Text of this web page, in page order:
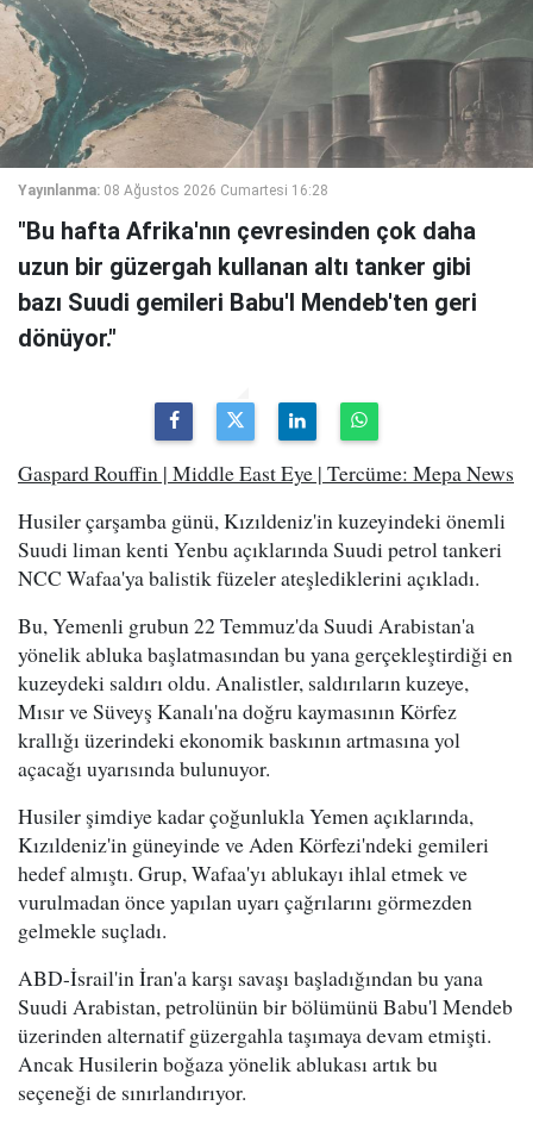
Yayınlanma: 08 Ağustos 2026 Cumartesi 16:28
"Bu hafta Afrika'nın çevresinden çok daha
uzun bir güzergah kullanan altı tanker gibi
bazı Suudi gemileri Babu'l Mendeb'ten geri
dönüyor."
Gaspard Rouffin | Middle East Eye | Tercüme: Mepa News
Husiler çarşamba günü, Kızıldeniz'in kuzeyindeki önemli
Suudi liman kenti Yenbu açıklarında Suudi petrol tankeri
NCC Wafaa'ya balistik füzeler ateşlediklerini açıkladı.
Bu, Yemenli grubun 22 Temmuz'da Suudi Arabistan'a
yönelik abluka başlatmasından bu yana gerçekleştirdiği en
kuzeydeki saldırı oldu. Analistler, saldırıların kuzeye,
Mısır ve Süveyş Kanalı'na doğru kaymasının Körfez
krallığı üzerindeki ekonomik baskının artmasına yol
açacağı uyarısında bulunuyor.
Husiler şimdiye kadar çoğunlukla Yemen açıklarında,
Kızıldeniz'in güneyinde ve Aden Körfezi'ndeki gemileri
hedef almıştı. Grup, Wafaa'yı ablukayı ihlal etmek ve
vurulmadan önce yapılan uyarı çağrılarını görmezden
gelmekle suçladı.
ABD-İsrail'in İran'a karşı savaşı başladığından bu yana
Suudi Arabistan, petrolünün bir bölümünü Babu'l Mendeb
üzerinden alternatif güzergahla taşımaya devam etmişti.
Ancak Husilerin boğaza yönelik ablukası artık bu
seçeneği de sınırlandırıyor.